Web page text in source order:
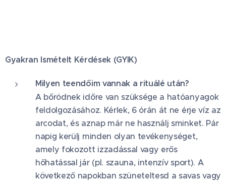
Gyakran Ismételt Kérdések (GYIK)
Milyen teendőim vannak a rituálé után?
A bőrödnek időre van szüksége a hatóanyagok
feldolgozásához. Kérlek, 6 órán át ne érje víz az
arcodat, és aznap már ne használj sminket. Pár
napig kerülj minden olyan tevékenységet,
amely fokozott izzadással vagy erős
hőhatással jár (pl. szauna, intenzív sport). A
következő napokban szüneteltesd a savas vagy